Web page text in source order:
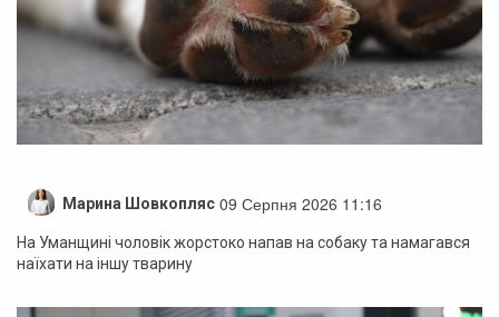
Марина Шовкопляс 09 Серпня 2026 11:16
На Уманщині чоловік жорстоко напав на собаку та намагався
наїхати на іншу тварину